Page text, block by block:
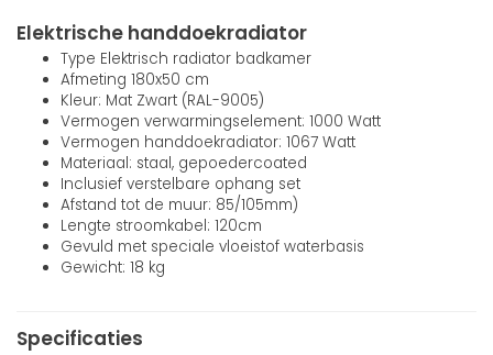
Elektrische handdoekradiator
Type Elektrisch radiator badkamer
Afmeting 180x50 cm
Kleur: Mat Zwart (RAL-9005)
Vermogen verwarmingselement: 1000 Watt
Vermogen handdoekradiator: 1067 Watt
Materiaal: staal, gepoedercoated
Inclusief verstelbare ophang set
Afstand tot de muur: 85/105mm)
Lengte stroomkabel: 120cm
Gevuld met speciale vloeistof waterbasis
Gewicht: 18 kg
Specificaties